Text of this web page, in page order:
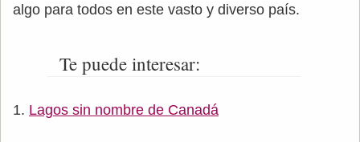
algo para todos en este vasto y diverso país.
Te puede interesar:
Lagos sin nombre de Canadá